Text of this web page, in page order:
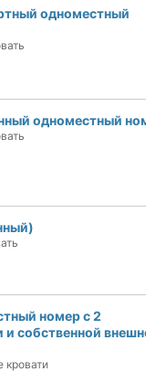
одноместный
одноместный
номер с 2
собственной
кровати